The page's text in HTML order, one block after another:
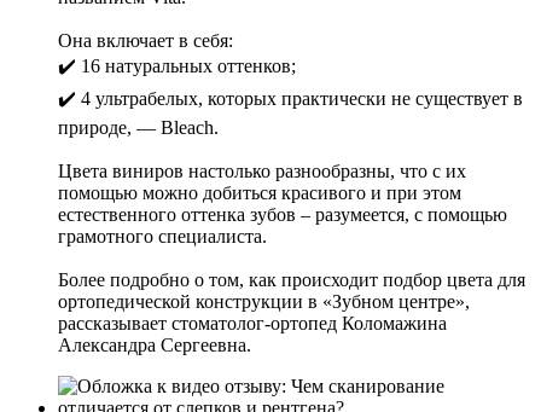
Она включает в себя:
✔️ 16 натуральных оттенков;
✔️ 4 ультрабелых, которых практически не существует в
природе, — Bleach.
Цвета виниров настолько разнообразны, что с их
помощью можно добиться красивого и при этом
естественного оттенка зубов – разумеется, с помощью
грамотного специалиста.
Более подробно о том, как происходит подбор цвета для
ортопедической конструкции в «Зубном центре»,
рассказывает стоматолог-ортопед Коломажина
Александра Сергеевна.